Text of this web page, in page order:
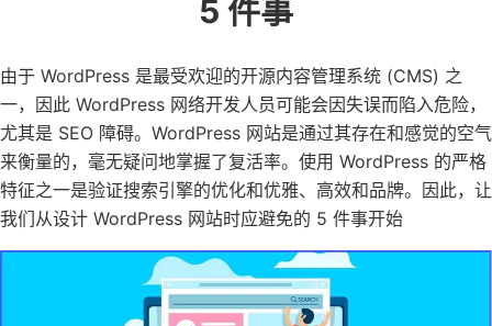
5 件事
由于 WordPress 是最受欢迎的开源内容管理系统 (CMS) 之
一，因此 WordPress 网络开发人员可能会因失误而陷入危险，
尤其是 SEO 障碍。WordPress 网站是通过其存在和感觉的空气
来衡量的，毫无疑问地掌握了复活率。使用 WordPress 的严格
特征之一是验证搜索引擎的优化和优雅、高效和品牌。因此，让
我们从设计 WordPress 网站时应避免的 5 件事开始